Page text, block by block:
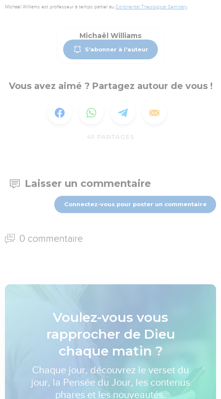
Michaël Williams est professeur à temps partiel au Continental Theological Seminary
Michaël Williams
S'abonner à l'auteur
Vous avez aimé ? Partagez autour de vous !
49 PARTAGES
Laisser un commentaire
Connectez-vous pour poster un commentaire
0 commentaire
Voulez-vous vous
rapprocher de Dieu
chaque matin ?
Chaque jour, découvrez le verset du
jour, la Pensée du Jour, les contenus
phares et les nouveautés.